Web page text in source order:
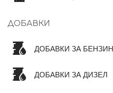
ДОБАВКИ
ДОБАВКИ ЗА БЕНЗИН
ДОБАВКИ ЗА ДИЗЕЛ